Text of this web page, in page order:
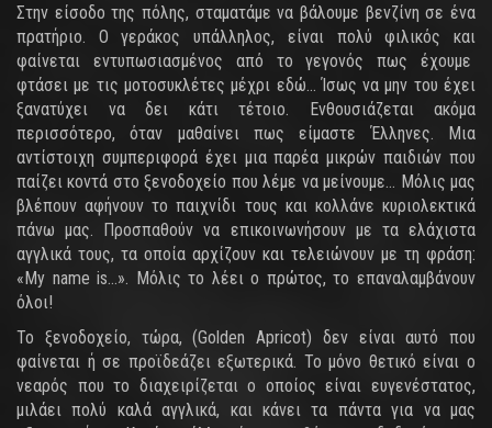
Στην είσοδο της πόλης, σταματάμε να βάλουμε βενζίνη σε ένα
πρατήριο. Ο γεράκος υπάλληλος, είναι πολύ φιλικός και
φαίνεται εντυπωσιασμένος από το γεγονός πως έχουμε
φτάσει με τις μοτοσυκλέτες μέχρι εδώ… Ίσως να μην του έχει
ξανατύχει να δει κάτι τέτοιο. Ενθουσιάζεται ακόμα
περισσότερο, όταν μαθαίνει πως είμαστε Έλληνες. Μια
αντίστοιχη συμπεριφορά έχει μια παρέα μικρών παιδιών που
παίζει κοντά στο ξενοδοχείο που λέμε να μείνουμε… Μόλις μας
βλέπουν αφήνουν το παιχνίδι τους και κολλάνε κυριολεκτικά
πάνω μας. Προσπαθούν να επικοινωνήσουν με τα ελάχιστα
αγγλικά τους, τα οποία αρχίζουν και τελειώνουν με τη φράση:
«My name is…». Μόλις το λέει ο πρώτος, το επαναλαμβάνουν
όλοι!
Το ξενοδοχείο, τώρα, (Golden Apricot) δεν είναι αυτό που
φαίνεται ή σε προϊδεάζει εξωτερικά. Το μόνο θετικό είναι ο
νεαρός που το διαχειρίζεται ο οποίος είναι ευγενέστατος,
μιλάει πολύ καλά αγγλικά, και κάνει τα πάντα για να μας